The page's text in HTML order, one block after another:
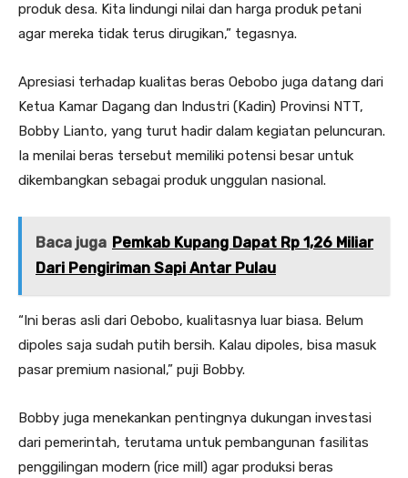
produk desa. Kita lindungi nilai dan harga produk petani
agar mereka tidak terus dirugikan,” tegasnya.
Apresiasi terhadap kualitas beras Oebobo juga datang dari
Ketua Kamar Dagang dan Industri (Kadin) Provinsi NTT,
Bobby Lianto, yang turut hadir dalam kegiatan peluncuran.
Ia menilai beras tersebut memiliki potensi besar untuk
dikembangkan sebagai produk unggulan nasional.
Baca juga Pemkab Kupang Dapat Rp 1,26 Miliar
Dari Pengiriman Sapi Antar Pulau
“Ini beras asli dari Oebobo, kualitasnya luar biasa. Belum
dipoles saja sudah putih bersih. Kalau dipoles, bisa masuk
pasar premium nasional,” puji Bobby.
Bobby juga menekankan pentingnya dukungan investasi
dari pemerintah, terutama untuk pembangunan fasilitas
penggilingan modern (rice mill) agar produksi beras